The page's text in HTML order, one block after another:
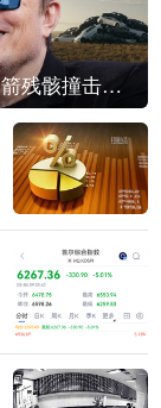
SpaceX火箭残骸撞击月球